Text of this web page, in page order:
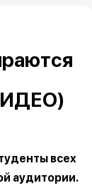
всех
аудитории.